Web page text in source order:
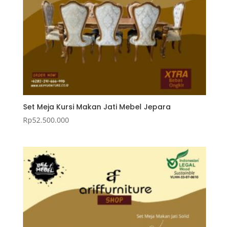
Set Meja Kursi Makan Jati Mebel Jepara
Rp52.500.000